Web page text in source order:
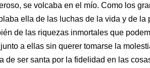
se volcaba en el mío. Como los
ella de las luchas de la vida y de la
de las riquezas inmortales que
a ellas sin querer tomarse la
de ser santa por la fidelidad en las